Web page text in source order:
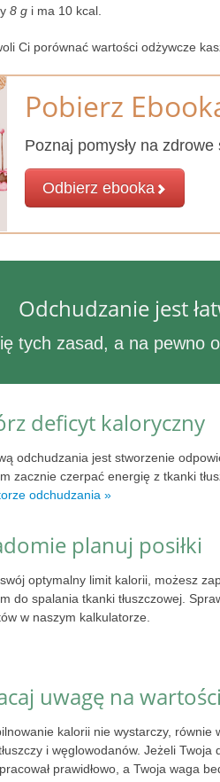
8 g i ma 10 kcal.
Ci porównać wartości odżywcze
Pobierz
Poznaj pomysły na zdrowe
Odbierz ebooka
Odchudzanie jest
tych zasad, a na pewno
deficyt kaloryczny
odchudzania jest stworzenie
zacznie czerpać energię z tkanki
odchudzania »
planuj posiłki
optymalny limit kalorii, możesz
do spalania tkanki tłuszczowej.
w naszym kalkulatorze.
uwagę na
kalorii nie wystarczy,
i węglowodanów. Jeżeli
prawidłowo, a Twoja waga